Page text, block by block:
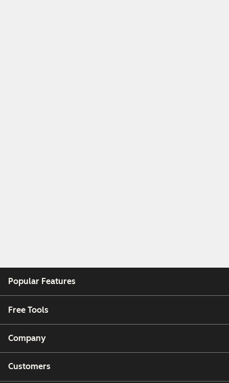
Popular Features
Free Tools
Company
Customers